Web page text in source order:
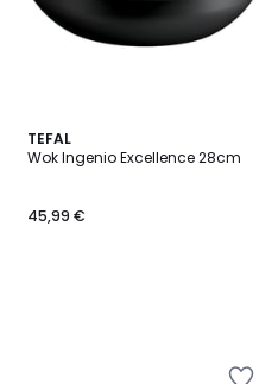
TEFAL
Wok Ingenio Excellence 28cm
45,99 €